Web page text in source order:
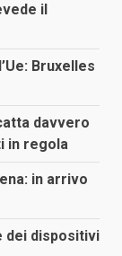
il
Bruxelles
davvero
in regola
in arrivo
dei dispositivi